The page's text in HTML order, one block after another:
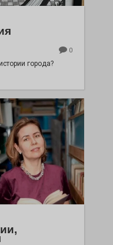
0
города?